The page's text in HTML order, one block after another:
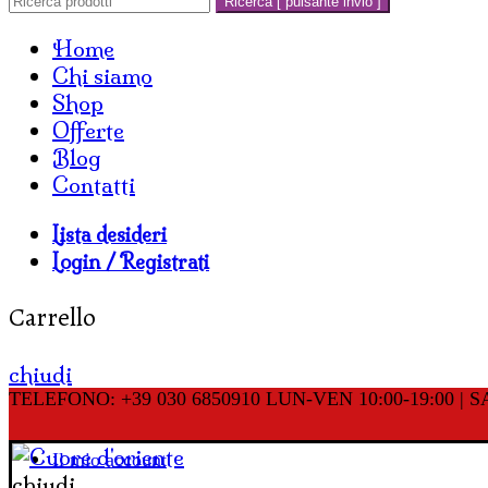
Home
Chi siamo
Shop
Offerte
Blog
Contatti
Lista desideri
Login / Registrati
Carrello
chiudi
TELEFONO: +39 030 6850910 LUN-VEN 10:00-19:00 |
Il mio account